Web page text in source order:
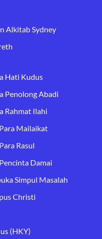
Alkitab Sydney
Hati Kudus
Penolong Abadi
Rahmat Ilahi
Mailaikat
Rasul
Damai
Simpul Masalah
Christi
(HKY)